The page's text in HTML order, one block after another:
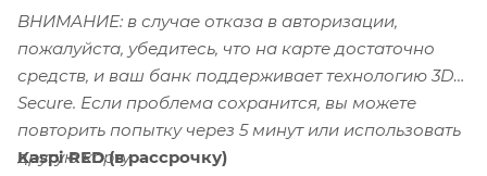
ВНИМАНИЕ: в случае отказа в авторизации,
пожалуйста, убедитесь, что на карте достаточно
средств, и ваш банк поддерживает технологию 3D-
Secure. Если проблема сохранится, вы можете
повторить попытку через 5 минут или использовать
другую карту.
Kaspi RED (в рассрочку)